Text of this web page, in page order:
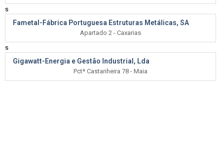
s
Fametal-Fábrica Portuguesa Estruturas Metálicas, SA
Apartado 2 - Caxarias
s
Gigawatt-Energia e Gestão Industrial, Lda
Pctª Castanheira 78 - Maia